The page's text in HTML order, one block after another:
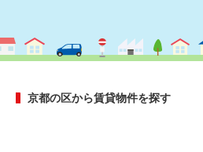
京都の区から賃貸物件を探す